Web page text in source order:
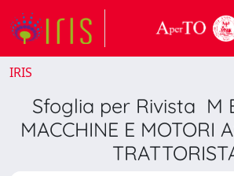
IRIS
Sfoglia per Rivista M
MACCHINE E MOTORI